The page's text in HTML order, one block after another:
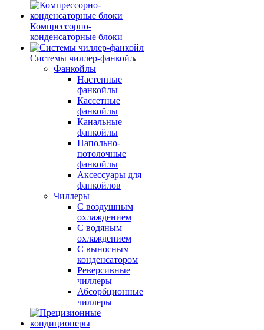
Компрессорно-
конденсаторные блоки
Системы чиллер-фанкойл
Фанкойлы
Настенные
фанкойлы
Кассетные
фанкойлы
Канальные
фанкойлы
Напольно-
потолочные
фанкойлы
Аксессуары для
фанкойлов
Чиллеры
С воздушным
охлаждением
С водяным
охлаждением
С выносным
конденсатором
Реверсивные
чиллеры
Абсорбционные
чиллеры